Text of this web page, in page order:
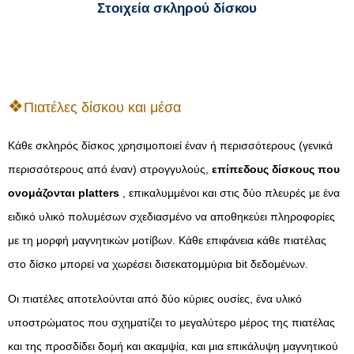
Στοιχεία σκληρού δίσκου
Πιατέλες δίσκου και μέσα
Κάθε σκληρός δίσκος χρησιμοποιεί έναν ή περισσότερους (γενικά
περισσότερους από έναν) στρογγυλούς, επίπεδους δίσκους που
ονομάζονται platters , επικαλυμμένοι και στις δύο πλευρές με ένα
ειδικό υλικό πολυμέσων σχεδιασμένο να αποθηκεύει πληροφορίες
με τη μορφή μαγνητικών μοτίβων. Κάθε επιφάνεια κάθε πιατέλας
στο δίσκο μπορεί να χωρέσει δισεκατομμύρια bit δεδομένων.
Οι πιατέλες αποτελούνται από δύο κύριες ουσίες, ένα υλικό
υποστρώματος που σχηματίζει το μεγαλύτερο μέρος της πιατέλας
και της προσδίδει δομή και ακαμψία, και μια επικάλυψη μαγνητικού